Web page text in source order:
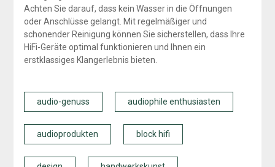
Achten Sie darauf, dass kein Wasser in die Öffnungen
oder Anschlüsse gelangt. Mit regelmäßiger und
schonender Reinigung können Sie sicherstellen, dass Ihre
HiFi-Geräte optimal funktionieren und Ihnen ein
erstklassiges Klangerlebnis bieten.
audio-genuss audiophile enthusiasten
audioprodukten block hifi